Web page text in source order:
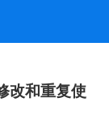
改和重复使